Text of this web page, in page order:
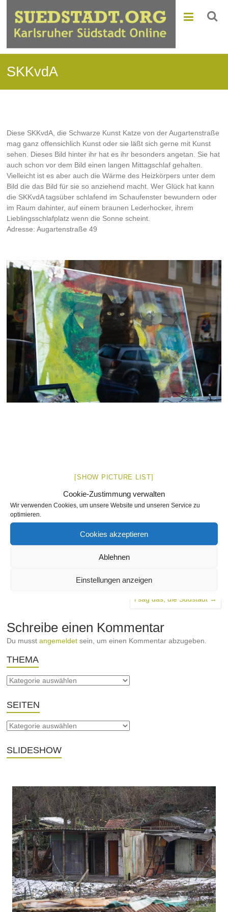
Cookie-Zustimmung verwalten
Wir verwenden Cookies, um unsere Website und unseren Service zu
optimieren.
Cookies akzeptieren
Ablehnen
Einstellungen anzeigen
SKKvdA
Diese SKKvdA, die Schwarze Kunst Katze von der Augartenstraße
mag ganz offensichlich Kunst oder sie läßt sich gerne mit Kunst
sehen. Dieses Bild hinter ihr hat es ihr besonders angetan. Sie hat
auch schon vor dem Bild einen langen Mittagschlaf gehalten.
Vielleicht ist es aber auch die Wärme des Heizkörpers unter dem
Bild die das Bild für sie so anziehend macht. Wer Glück hat kann
die SKKvdA tagsüber schlafend im Schaufenster bewundern oder
im Raum dahinter, auf einem braunen Lederhocker, ihrem
Lieblingsschlafplatz wenn die Sonne scheint.
Adresse: Augartenstraße 49
[SHOW PICTURE LIST]
Markiert in:
29. Januar 2014 Augartenstraße
Straßen, Tiere, You Südstadt Keine Kommentare
Bäume in der Wilhelm- und Rankestraße
i sag das, die Südstadt →
Schreibe einen Kommentar
Du musstangemeldet sein, um einen Kommentar abzugeben.
THEMA
SEITEN
SLIDESHOW